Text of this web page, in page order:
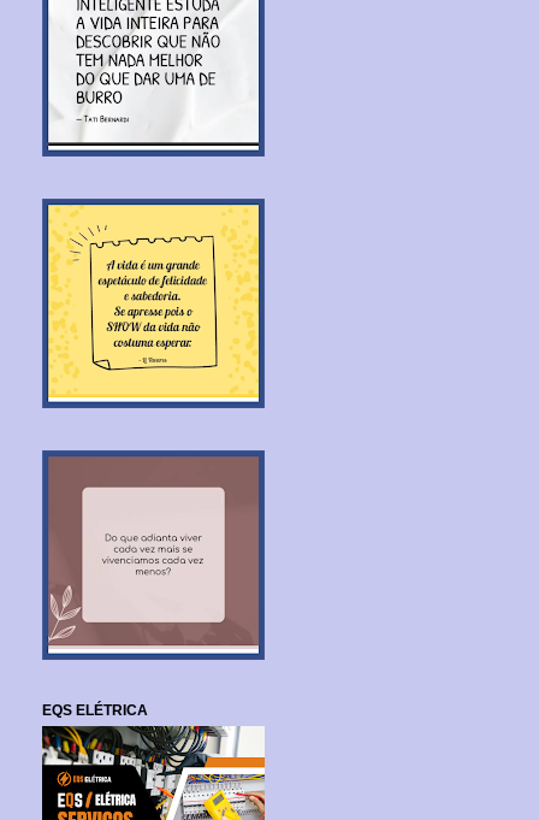
EQS ELÉTRICA